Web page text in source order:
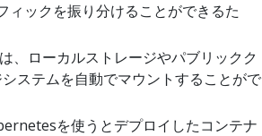
ックを振り分けることができるた
、ローカルストレージやパブリックク
ステムを自動でマウントすることがで
を使うとデプロイしたコンテナ